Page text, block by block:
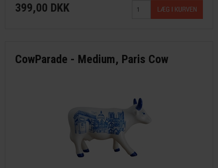
399,00 DKK
CowParade - Medium, Paris Cow